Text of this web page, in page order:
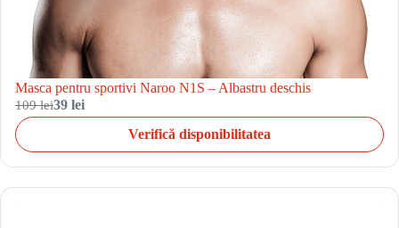
Masca pentru sportivi Naroo N1S – Albastru deschis
109 lei39 lei
Verifică disponibilitatea